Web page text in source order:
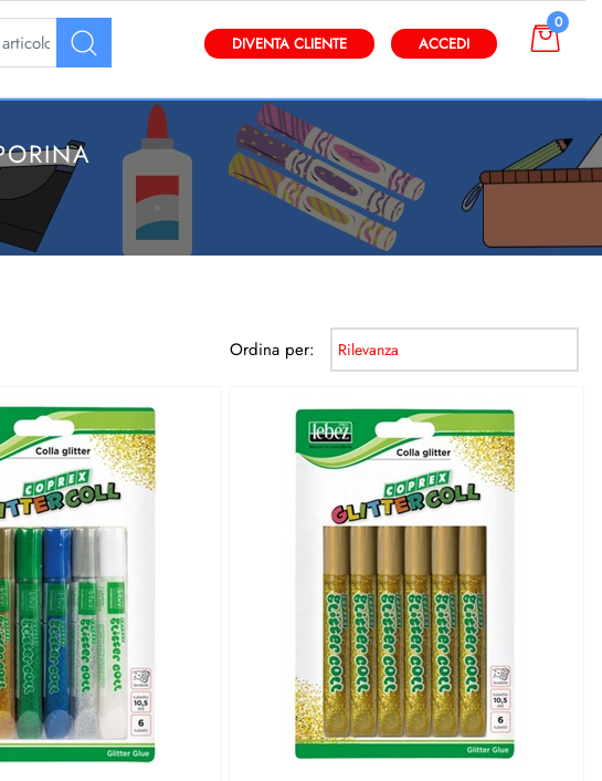
automaticamente gli altri filtri disponibili.
DIVENTA CLIENTE ACCEDI
0
Ordina per: